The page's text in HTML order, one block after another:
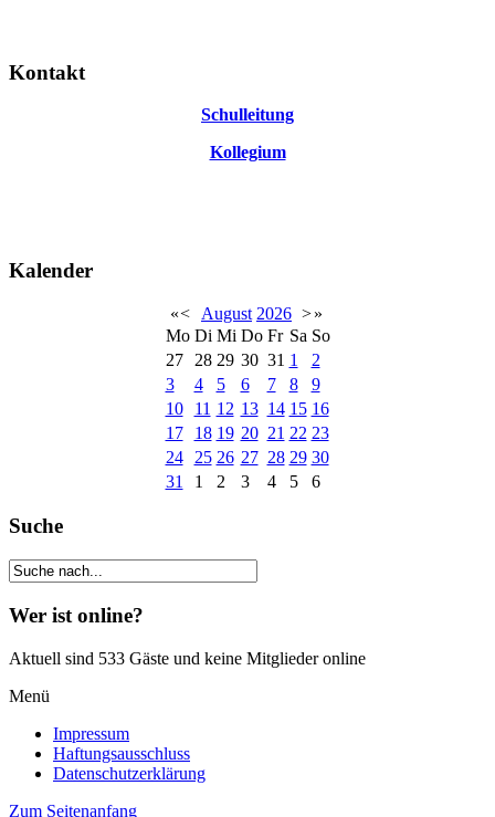
Kontakt
Schulleitung
Kollegium
Kalender
«< August 2026 >»
Mo Di Mi Do Fr Sa So
27
28 29 30 31 1
2
3
4 5 6 7 8
9
10
11 12 13 14 15 16
17
18 19 20 21 22 23
24
25 26 27 28 29 30
31
1 2 3 4 5 6
Suche
Wer ist online?
Aktuell sind 533 Gäste und keine Mitglieder online
Menü
Impressum
Haftungsausschluss
Datenschutzerklärung
Zum Seitenanfang